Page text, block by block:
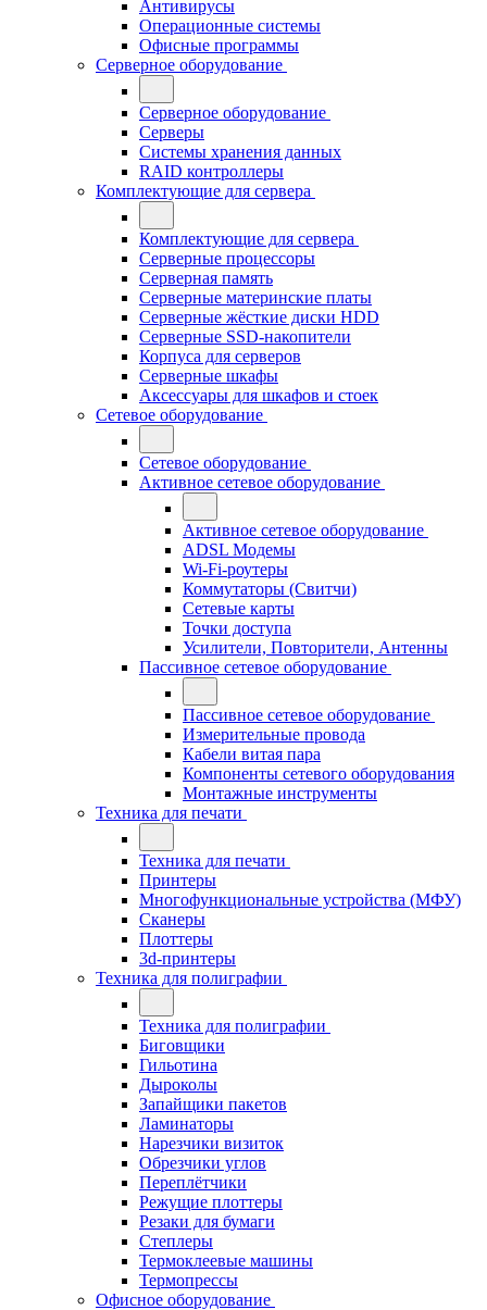
Антивирусы
Операционные системы
Офисные программы
Серверное оборудование
Серверное оборудование
Серверы
Системы хранения данных
RAID контроллеры
Комплектующие для сервера
Комплектующие для сервера
Серверные процессоры
Серверная память
Серверные материнские платы
Серверные жёсткие диски HDD
Серверные SSD-накопители
Корпуса для серверов
Серверные шкафы
Аксессуары для шкафов и стоек
Сетевое оборудование
Сетевое оборудование
Активное сетевое оборудование
Активное сетевое оборудование
ADSL Модемы
Wi-Fi-роутеры
Коммутаторы (Свитчи)
Сетевые карты
Точки доступа
Усилители, Повторители, Антенны
Пассивное сетевое оборудование
Пассивное сетевое оборудование
Измерительные провода
Кабели витая пара
Компоненты сетевого оборудования
Монтажные инструменты
Техника для печати
Техника для печати
Принтеры
Многофункциональные устройства (МФУ)
Сканеры
Плоттеры
3d-принтеры
Техника для полиграфии
Техника для полиграфии
Биговщики
Гильотина
Дыроколы
Запайщики пакетов
Ламинаторы
Нарезчики визиток
Обрезчики углов
Переплётчики
Режущие плоттеры
Резаки для бумаги
Степлеры
Термоклеевые машины
Термопрессы
Офисное оборудование